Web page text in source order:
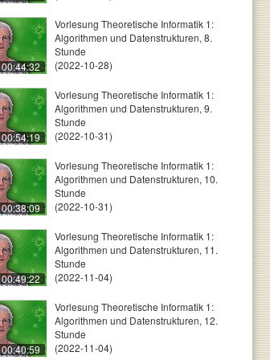
00:44:32
Vorlesung Theoretische Informatik 1:
Algorithmen und Datenstrukturen, 8.
Stunde
(2022-10-28)
00:54:19
Vorlesung Theoretische Informatik 1:
Algorithmen und Datenstrukturen, 9.
Stunde
(2022-10-31)
00:38:09
Vorlesung Theoretische Informatik 1:
Algorithmen und Datenstrukturen, 10.
Stunde
(2022-10-31)
00:49:22
Vorlesung Theoretische Informatik 1:
Algorithmen und Datenstrukturen, 11.
Stunde
(2022-11-04)
00:40:59
Vorlesung Theoretische Informatik 1:
Algorithmen und Datenstrukturen, 12.
Stunde
(2022-11-04)